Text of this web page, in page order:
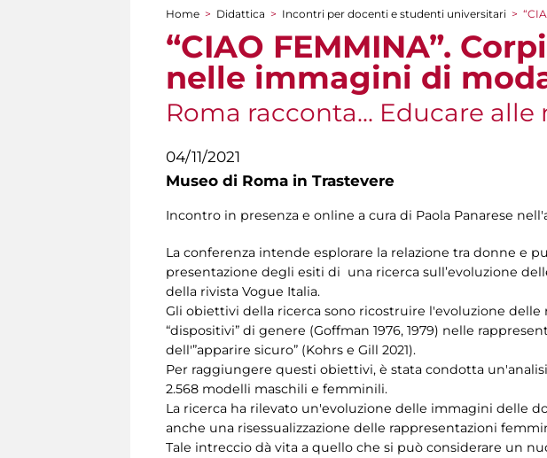
Tu sei qui
Home > Didattica > Incontri per docenti e studenti universitari >
“CIAO FEMMINA”.
nelle immagini di
Roma racconta... Educare
04/11/2021
Museo di Roma in Trastevere
Incontro in presenza e online a cura di Paola Panarese
La conferenza intende esplorare la relazione tra donne e
presentazione degli esiti di una ricerca sull’evoluzione
della rivista Vogue Italia.
Gli obiettivi della ricerca sono ricostruire l'evoluzione
“dispositivi” di genere (Goffman 1976, 1979) nelle
dell'”apparire sicuro” (Kohrs e Gill 2021).
Per raggiungere questi obiettivi, è stata condotta
2.568 modelli maschili e femminili.
La ricerca ha rilevato un'evoluzione delle immagini delle
anche una risessualizzazione delle rappresentazioni
Tale intreccio dà vita a quello che si può considerare un